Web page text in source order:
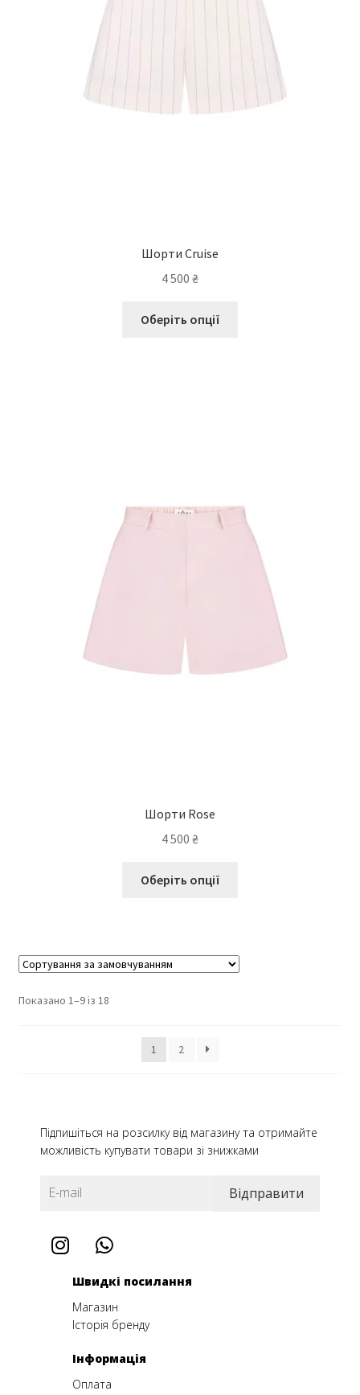
Шорти Cruise
4 500 ₴
Оберіть опції
Шорти Rose
4 500 ₴
Оберіть опції
Показано 1–9 із 18
1 2
Підпишіться на розсилку від магазину та отримайте
можливість купувати товари зі знижками
Швидкі посилання
Магазин
Історія бренду
Інформація
Оплата